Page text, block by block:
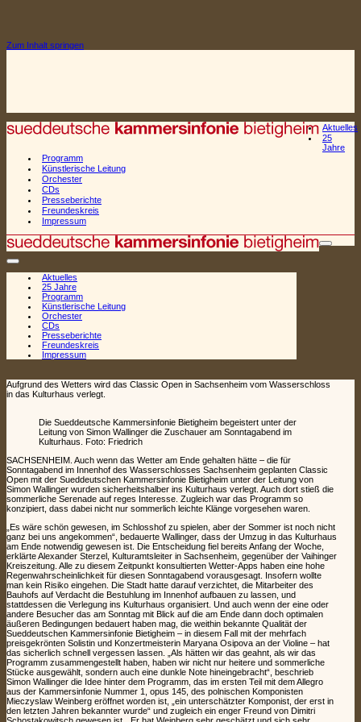
Zum Inhalt springen
Aktuelles
25
Jahre
Programm
Künstlerische Leitung
Orchester
CDs
Presseberichte
Freundeskreis
Impressum
Navigationsmenü
Aktuelles
25 Jahre
Programm
Künstlerische Leitung
Orchester
CDs
Presseberichte
Freundeskreis
Impressum
Aufgrund des Wetters wird das Classic Open in Sachsenheim vom Wasserschloss
in das Kulturhaus verlegt.
Die Sueddeutsche Kammersinfonie Bietigheim begeistert unter der
Leitung von Simon Wallinger die Zuschauer am Sonntagabend im
Kulturhaus. Foto: Friedrich
SACHSENHEIM. Auch wenn das Wetter am Ende gehalten hätte – die für
Sonntagabend im Innenhof des Wasserschlosses Sachsenheim geplanten Classic
Open mit der Sueddeutschen Kammersinfonie Bietigheim unter der Leitung von
Simon Wallinger wurden sicherheitshalber ins Kulturhaus verlegt. Auch dort stieß die
sommerliche Serenade auf reges Interesse. Zugleich war das Programm so
konzipiert, dass dabei nicht nur sommerlich leichte Klänge vorgesehen waren.
„Es wäre schön gewesen, im Schlosshof zu spielen, aber der Sommer ist noch nicht
ganz bei uns angekommen“, bedauerte Wallinger, dass der Umzug in das Kulturhaus
am Ende notwendig gewesen ist. Die Entscheidung fiel bereits Anfang der Woche,
erklärte Alexander Sterzel, Kulturamtsleiter in Sachsenheim, gegenüber der Vaihinger
Kreiszeitung. Alle zu diesem Zeitpunkt konsultierten Wetter-Apps haben eine hohe
Regenwahrscheinlichkeit für diesen Sonntagabend vorausgesagt. Insofern wollte
man kein Risiko eingehen. Die Stadt hatte darauf verzichtet, die Mitarbeiter des
Bauhofs auf Verdacht die Bestuhlung im Innenhof aufbauen zu lassen, und
stattdessen die Verlegung ins Kulturhaus organisiert. Und auch wenn der eine oder
andere Besucher das am Sonntag mit Blick auf die am Ende dann doch optimalen
äußeren Bedingungen bedauert haben mag, die weithin bekannte Qualität der
Sueddeutschen Kammersinfonie Bietigheim – in diesem Fall mit der mehrfach
preisgekrönten Solistin und Konzertmeisterin Maryana Osipova an der Violine – hat
das sicherlich schnell vergessen lassen. „Als hätten wir das geahnt, als wir das
Programm zusammengestellt haben, haben wir nicht nur heitere und sommerliche
Stücke ausgewählt, sondern auch eine dunkle Note hineingebracht“, beschrieb
Simon Wallinger die Idee hinter dem Programm, das im ersten Teil mit dem Allegro
aus der Kammersinfonie Nummer 1, opus 145, des polnischen Komponisten
Mieczyslaw Weinberg eröffnet worden ist, „ein unterschätzter Komponist, der erst in
den letzten Jahren bekannter wurde“ und zugleich ein enger Freund von Dimitri